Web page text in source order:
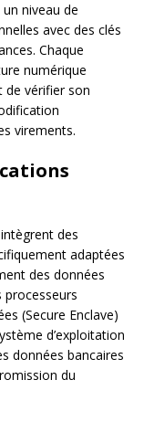
niveau de
avec des clés
Chaque
numérique
de vérifier son
virements.
intègrent des
adaptées
des données
processeurs
(Secure Enclave)
d’exploitation
données bancaires
du